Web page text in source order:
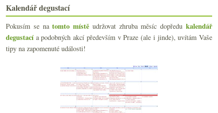
►2017(240)
►2016(250)
►2015 (251)
►2014(254)
► 2013(249)
Kalendář degustací
Pokusím se natomto místě udržovat zhruba měsíc dopředukalendář
degustacía podobných akcí především v Praze (ale i jinde), uvítám Vaše
tipy na zapomenuté události!